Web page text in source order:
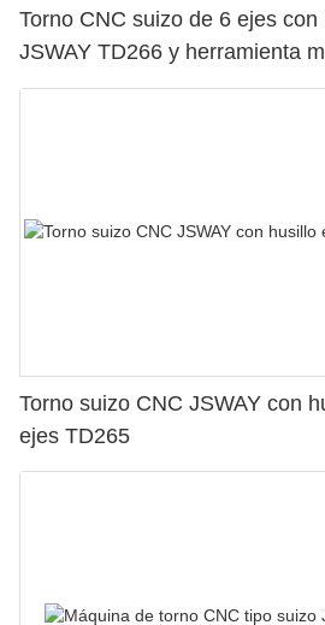
Torno CNC suizo de 6 ejes
JSWAY TD266 y herramienta
Torno suizo CNC JSWAY con
ejes TD265